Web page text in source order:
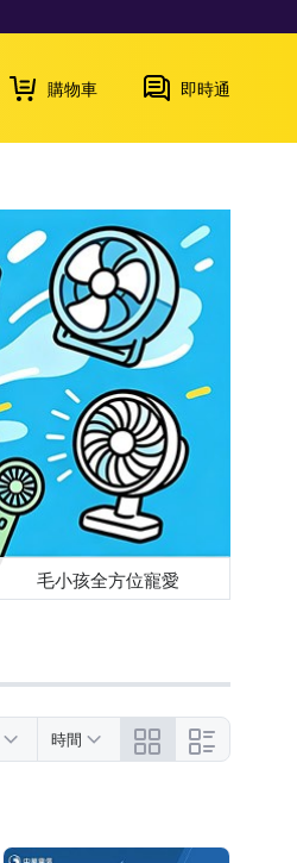
購物車 即時通
毛小孩全方位寵愛
時間